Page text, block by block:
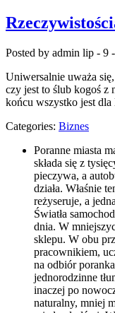
Posted by admin lip - 9
Uniwersalnie uważa
czy jest to ślub kogoś z
końcu wszystko jest
Categories: Biznes
Poranne miasta
składa się z
pieczywa, a
działa. Właśnie
reżyseruje, a
Światła
dnia. W
sklepu. W obu
pracownikiem,
na odbiór
jednorodzinne
inaczej po
naturalny, mniej